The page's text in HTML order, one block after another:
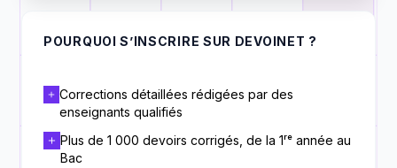
POURQUOI S’INSCRIRE SUR DEVOINET ?
Corrections détaillées rédigées par des
enseignants qualifiés
Plus de 1 000 devoirs corrigés, de la 1ʳᵉ année au
Bac